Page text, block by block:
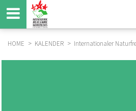
Direkt
zum
Inhalt
BREADCRUMB
HOME KALENDER Internationaler